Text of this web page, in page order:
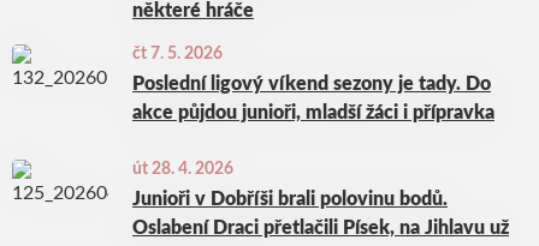
některé hráče
čt 7. 5. 2026
Poslední ligový víkend sezony je tady. Do
akce půjdou junioři, mladší žáci i přípravka
út 28. 4. 2026
Junioři v Dobříši brali polovinu bodů.
Oslabení Draci přetlačili Písek, na Jihlavu už